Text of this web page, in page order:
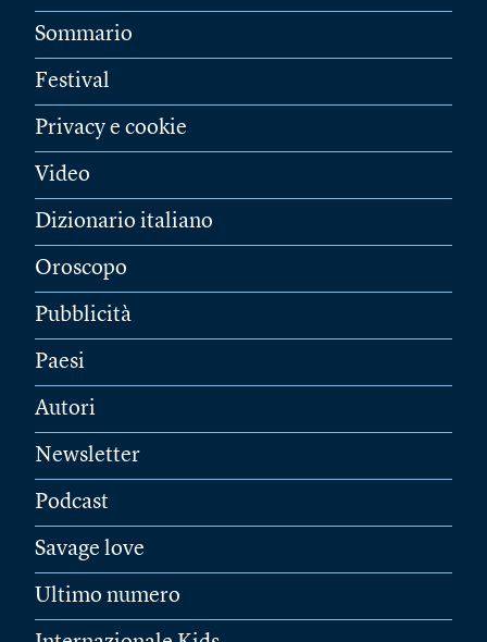
Sommario
Festival
Privacy e cookie
Video
Dizionario italiano
Oroscopo
Pubblicità
Paesi
Autori
Newsletter
Podcast
Savage love
Ultimo numero